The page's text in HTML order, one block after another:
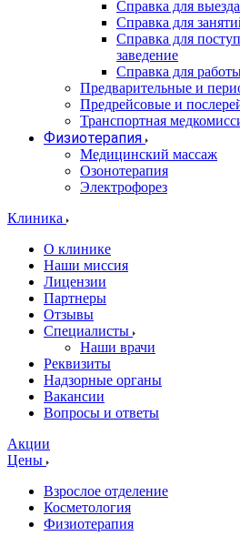
Справка для
Справка для
Справка для
заведение
Справка для
Предварительные и
Предрейсовые и
Транспортная
Физиотерапия
Медицинский массаж
Озонотерапия
Электрофорез
Клиника
О клинике
Наши миссия
Лицензии
Партнеры
Отзывы
Специалисты
Наши врачи
Реквизиты
Надзорные органы
Вакансии
Вопросы и ответы
Акции
Цены
Взрослое отделение
Косметология
Физиотерапия